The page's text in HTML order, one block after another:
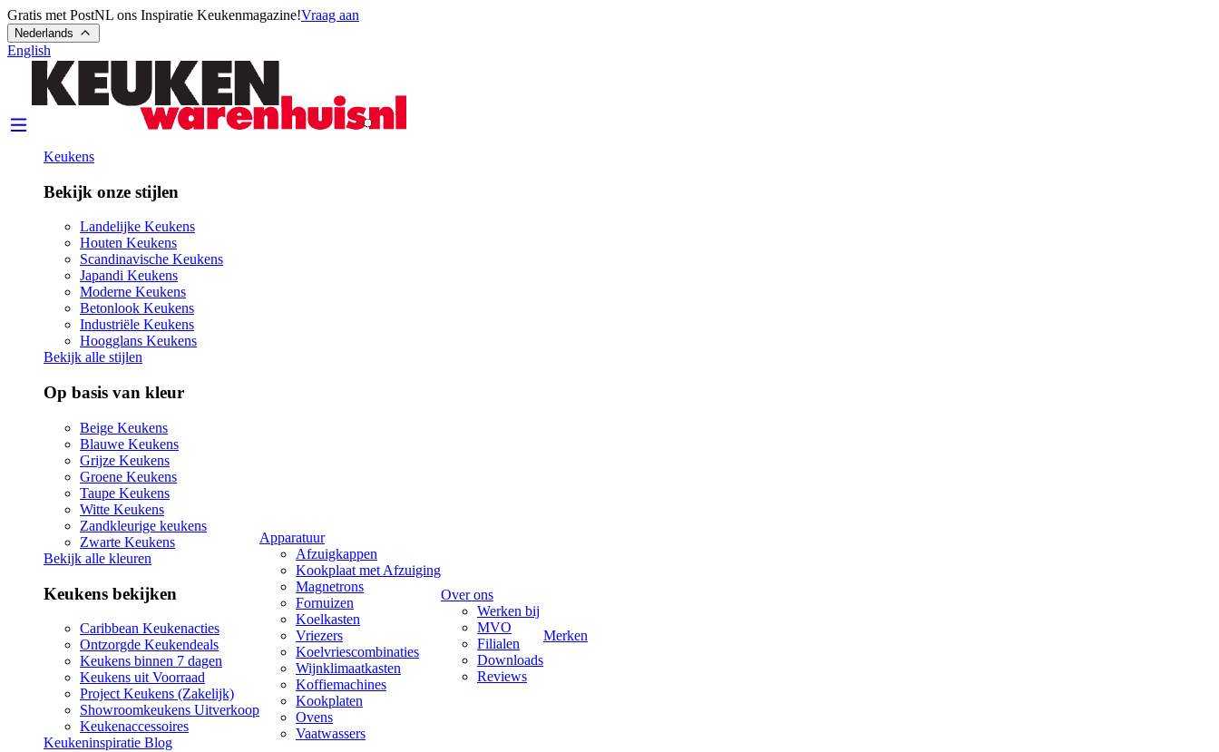
Gratis met PostNL ons Inspiratie Keukenmagazine!Vraag aan
Nederlands
English
Keukens
Bekijk onze stijlen
Landelijke Keukens
Houten Keukens
Scandinavische Keukens
Japandi Keukens
Moderne Keukens
Betonlook Keukens
Industriële Keukens
Hoogglans Keukens
Bekijk alle stijlen
Op basis van kleur
Beige Keukens
Blauwe Keukens
Grijze Keukens
Groene Keukens
Taupe Keukens
Witte Keukens
Zandkleurige keukens
Zwarte Keukens
Bekijk alle kleuren
Keukens bekijken
Caribbean Keukenacties
Ontzorgde Keukendeals
Keukens binnen 7 dagen
Keukens uit Voorraad
Project Keukens (Zakelijk)
Showroomkeukens Uitverkoop
Keukenaccessoires
Keukeninspiratie Blog
Apparatuur
Afzuigkappen
Kookplaat met Afzuiging
Magnetrons
Fornuizen
Koelkasten
Vriezers
Koelvriescombinaties
Wijnklimaatkasten
Koffiemachines
Kookplaten
Ovens
Vaatwassers
Over ons
Werken bij
MVO
Filialen
Downloads
Reviews
Merken